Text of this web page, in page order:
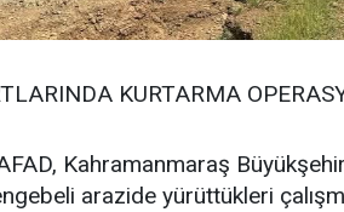
KURTARMA
Kahramanmaraş
arazide yürüttükleri